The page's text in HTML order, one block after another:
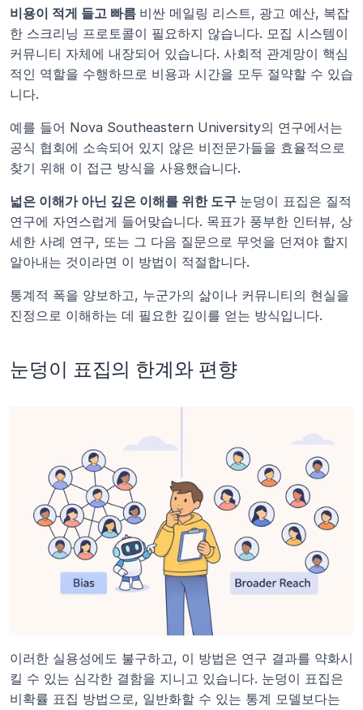
비용이 적게 들고 빠름 비싼 메일링 리스트, 광고 예산, 복잡
한 스크리닝 프로토콜이 필요하지 않습니다. 모집 시스템이
커뮤니티 자체에 내장되어 있습니다. 사회적 관계망이 핵심
적인 역할을 수행하므로 비용과 시간을 모두 절약할 수 있습
니다.
예를 들어 Nova Southeastern University의 연구에서는
공식 협회에 소속되어 있지 않은 비전문가들을 효율적으로
찾기 위해 이 접근 방식을 사용했습니다.
넓은 이해가 아닌 깊은 이해를 위한 도구 눈덩이 표집은 질적
연구에 자연스럽게 들어맞습니다. 목표가 풍부한 인터뷰, 상
세한 사례 연구, 또는 그 다음 질문으로 무엇을 던져야 할지
알아내는 것이라면 이 방법이 적절합니다.
통계적 폭을 양보하고, 누군가의 삶이나 커뮤니티의 현실을
진정으로 이해하는 데 필요한 깊이를 얻는 방식입니다.
눈덩이 표집의 한계와 편향
이러한 실용성에도 불구하고, 이 방법은 연구 결과를 약화시
킬 수 있는 심각한 결함을 지니고 있습니다. 눈덩이 표집은
비확률 표집 방법으로, 일반화할 수 있는 통계 모델보다는